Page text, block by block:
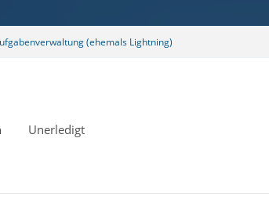
(ehemals Lightning)
Unerledigt